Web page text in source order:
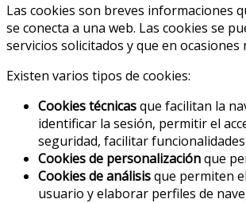
Las cookies son breves informaciones
se conecta a una web. Las cookies se
servicios solicitados y que en
Existen varios tipos de cookies:
Cookies técnicasque facilitan la
identificar la sesión, permitir el
seguridad, facilitar
Cookies de personalizaciónque
Cookies de análisisque permiten
usuario y elaborar perfiles de